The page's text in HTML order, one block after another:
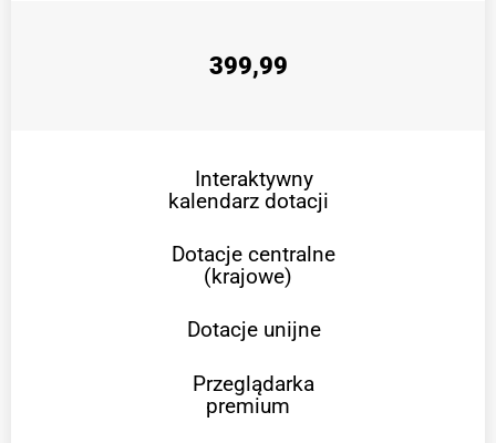
399,99
Interaktywny
kalendarz dotacji
Dotacje centralne
(krajowe)
Dotacje unijne
Przeglądarka
premium